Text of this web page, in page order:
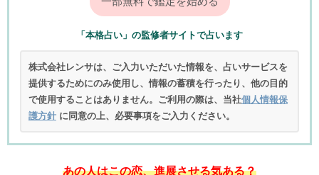
「本格占い」の監修者サイトで占います
株式会社レンサは、ご入力いただいた情報を、占いサービスを
提供するためにのみ使用し、情報の蓄積を行ったり、他の目的
で使用することはありません。ご利用の際は、当社個人情報保
護方針 に同意の上、必要事項をご入力ください。
あの人はこの恋、進展させる気ある？